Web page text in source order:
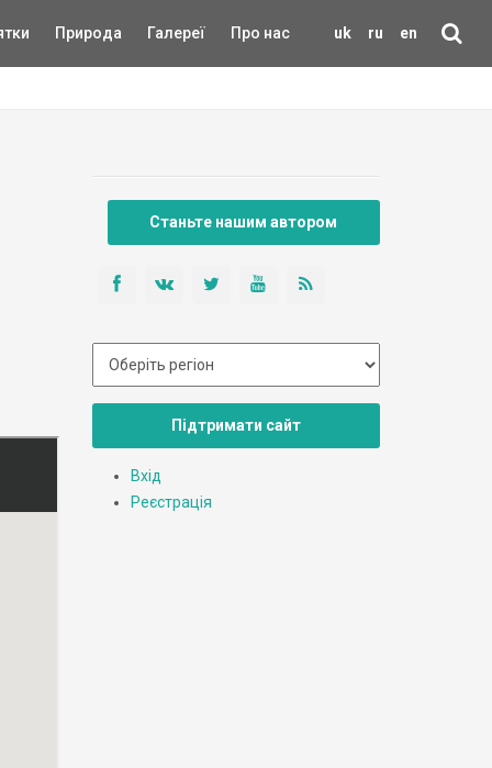
uk ru en
Природа Галереї Про нас
Станьте нашим автором
Підтримати сайт
Вхід
Реєстрація